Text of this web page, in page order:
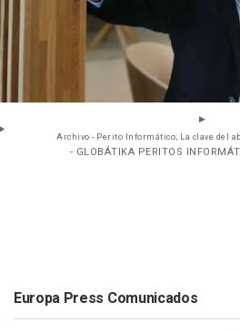
Archivo - Perito Informático; La clave del
- GLOBÁTIKA PERITOS
Europa Press Comunicados